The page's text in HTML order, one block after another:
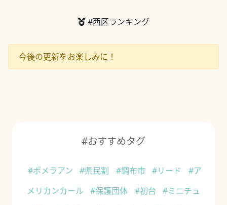
#西区ランキング
今後の更新をお楽しみに！
#おすすめタグ
#ポメラアン #県民割 #調布市 #リード
#ア
メリカンカール
#保護団体 #初台
#ミニチュ